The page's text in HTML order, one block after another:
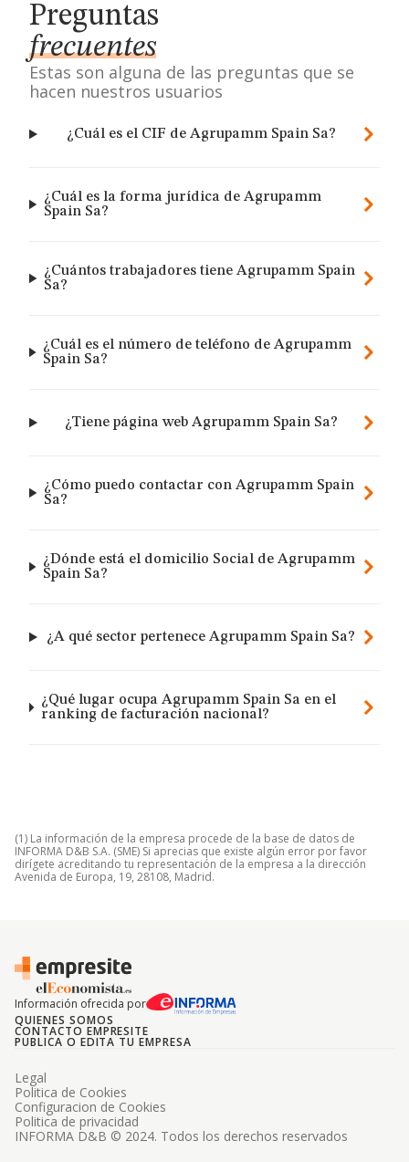
Preguntas
frecuentes
Estas son alguna de las preguntas que se
hacen nuestros usuarios
¿Cuál es el CIF de Agrupamm Spain Sa?
¿Cuál es la forma jurídica de Agrupamm
Spain Sa?
¿Cuántos trabajadores tiene Agrupamm Spain
Sa?
¿Cuál es el número de teléfono de Agrupamm
Spain Sa?
¿Tiene página web Agrupamm Spain Sa?
¿Cómo puedo contactar con Agrupamm Spain
Sa?
¿Dónde está el domicilio Social de Agrupamm
Spain Sa?
¿A qué sector pertenece Agrupamm Spain Sa?
¿Qué lugar ocupa Agrupamm Spain Sa en el
ranking de facturación nacional?
(1) La información de la empresa procede de la base de datos de
INFORMA D&B S.A. (SME) Si aprecias que existe algún error por favor
dirígete acreditando tu representación de la empresa a la dirección
Avenida de Europa, 19, 28108, Madrid.
Información ofrecida por
QUIENES SOMOS
CONTACTO EMPRESITE
PUBLICA O EDITA TU EMPRESA
INFORMA D&B © 2024. Todos los derechos reservados
Legal
Politica de Cookies
Configuracion de Cookies
Politica de privacidad